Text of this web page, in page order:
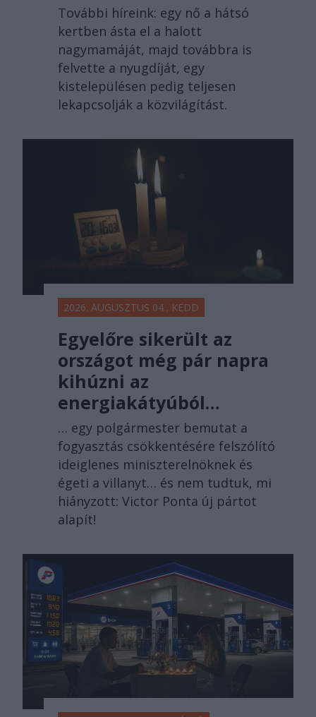
További híreink: egy nő a hátsó
kertben ásta el a halott
nagymamáját, majd továbbra is
felvette a nyugdíját, egy
kistelepülésen pedig teljesen
lekapcsolják a közvilágítást.
2026. AUGUSZTUS 04., KEDD
Egyelőre sikerült az
országot még pár napra
kihúzni az
energiakátyúból…
… egy polgármester bemutat a
fogyasztás csökkentésére felszólító
ideiglenes miniszterelnöknek és
égeti a villanyt… és nem tudtuk, mi
hiányzott: Victor Ponta új pártot
alapít!